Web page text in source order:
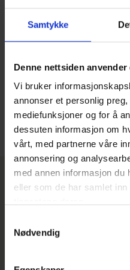
Samtykke
Denne nettsiden anvender
Vi bruker
annonser et personlig
mediefunksjoner og for å
dessuten informasjon om
vårt, med partnerne våre
annonsering og
med annen informasjon du
eller som de har samlet
Nødvendig
Lokal
"Klang har